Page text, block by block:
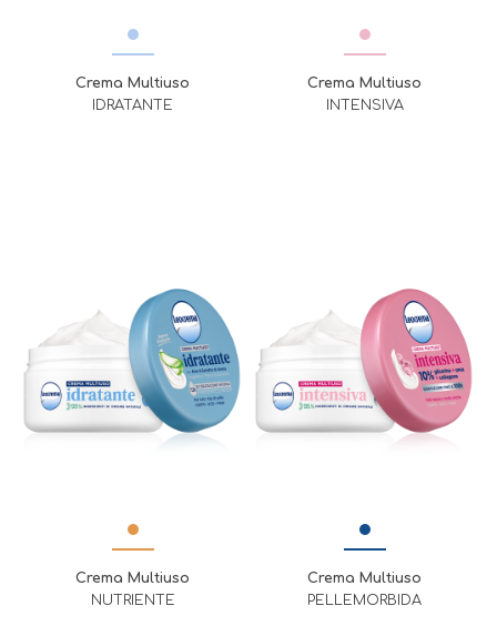
Crema Multiuso
IDRATANTE
Crema Multiuso
INTENSIVA
Crema Multiuso
NUTRIENTE
Crema Multiuso
PELLEMORBIDA